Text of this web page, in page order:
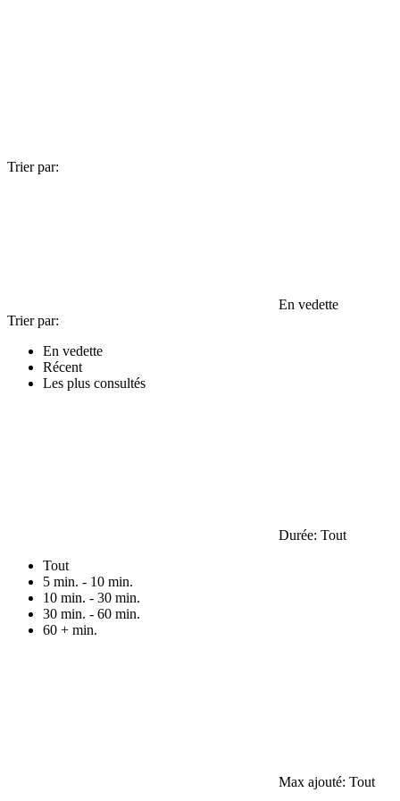
Trier par:
En vedette
Trier par:
En vedette
Récent
Les plus consultés
Durée: Tout
Tout
5 min. - 10 min.
10 min. - 30 min.
30 min. - 60 min.
60 + min.
Max ajouté: Tout